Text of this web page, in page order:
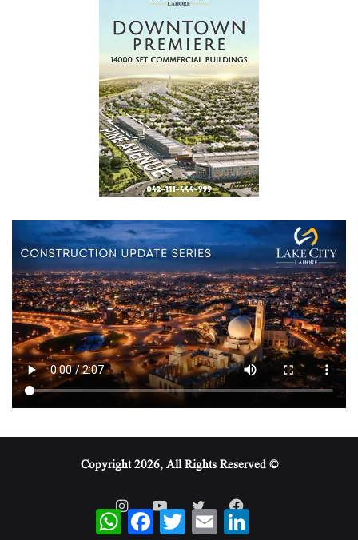
© Copyright 2026, All Rights Reserved
WhatsAppFacebookTwitterEmail
LinkedIn